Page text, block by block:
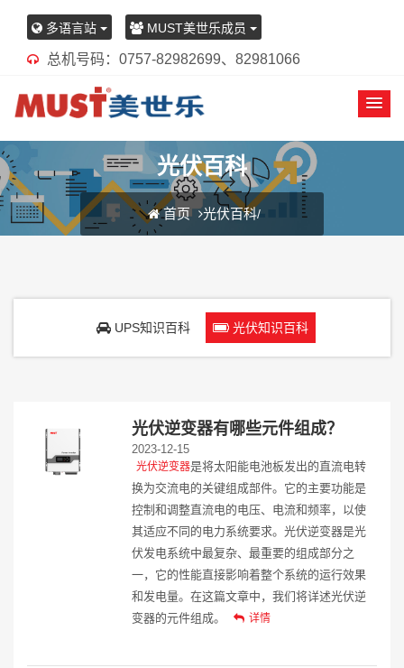
多语言站 MUST美世乐成员
总机号码：0757-82982699、82981066
光伏百科
首页 光伏百科/
UPS知识百科 光伏知识百科
光伏逆变器有哪些元件组成？
2023-12-15
光伏逆变器是将太阳能电池板发出的直流电转
换为交流电的关键组成部件。它的主要功能是
控制和调整直流电的电压、电流和频率，以使
其适应不同的电力系统要求。光伏逆变器是光
伏发电系统中最复杂、最重要的组成部分之
一，它的性能直接影响着整个系统的运行效果
和发电量。在这篇文章中，我们将详述光伏逆
变器的元件组成。
详情